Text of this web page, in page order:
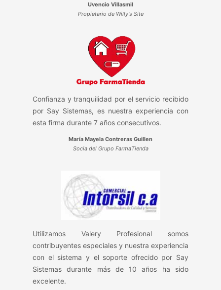
Uvencio Villasmil
Propietario de Willy's Site
Confianza y tranquilidad por el servicio recibido
por Say Sistemas, es nuestra experiencia con
esta firma durante 7 años consecutivos.
María Mayela Contreras Guillen
Socia del Grupo FarmaTienda
Utilizamos Valery Profesional somos
contribuyentes especiales y nuestra experiencia
con el sistema y el soporte ofrecido por Say
Sistemas durante más de 10 años ha sido
excelente.